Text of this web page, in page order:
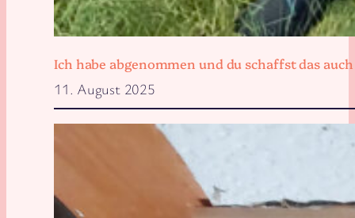
Ich habe abgenommen und du schaffst das auch
11. August 2025